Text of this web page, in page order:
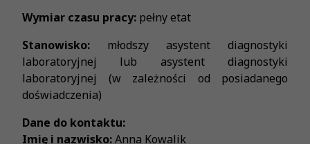
Wymiar czasu pracy: pełny etat
Stanowisko: młodszy asystent diagnostyki
laboratoryjnej lub asystent diagnostyki
laboratoryjnej (w zależności od posiadanego
doświadczenia)
Dane do kontaktu:
Imię i nazwisko:Anna Kowalik